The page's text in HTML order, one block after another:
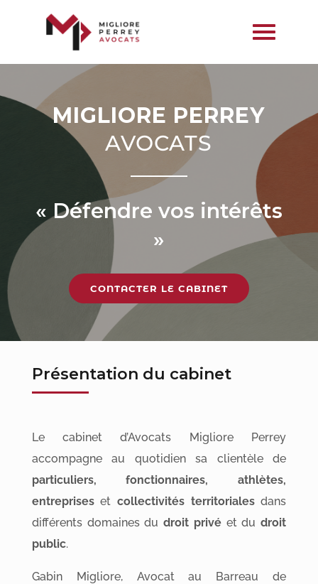
MIGLIORE PERREY
AVOCATS
« Défendre vos intérêts
»
CONTACTER LE CABINET
Présentation du cabinet
Le cabinet d’Avocats Migliore Perrey
accompagne au quotidien sa clientèle de
particuliers, fonctionnaires, athlètes,
entreprisesetcollectivités territorialesdans
différents domaines dudroit privéet dudroit
public.
Gabin Migliore, Avocat au Barreau de